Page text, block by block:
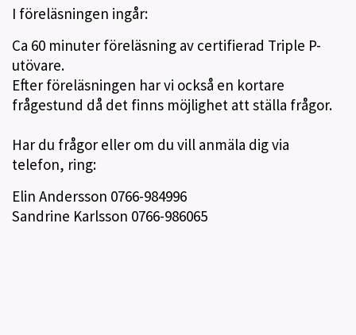
I föreläsningen ingår:
Ca 60 minuter föreläsning av certifierad Triple P-
utövare.
Efter föreläsningen har vi också en kortare
frågestund då det finns möjlighet att ställa frågor.
Har du frågor eller om du vill anmäla dig via
telefon, ring:
Elin Andersson 0766-984996
Sandrine Karlsson 0766-986065